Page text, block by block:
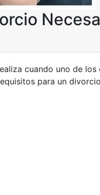
cuando uno de
para un